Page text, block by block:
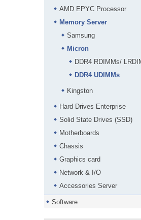
AMD EPYC Processor
Memory Server
Samsung
Micron
DDR4 RDIMMs/
DDR4 UDIMMs
Kingston
Hard Drives Enterprise
Solid State Drives (SSD)
Motherboards
Chassis
Graphics card
Network & I/O
Accessories Server
Software